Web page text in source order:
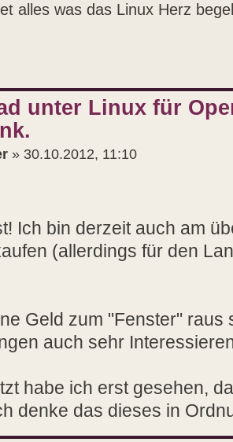
alles was das Linux Herz
unter Linux für
» 30.10.2012, 11:10
Ich bin derzeit auch am
(allerdings für den
Geld zum "Fenster"
auch sehr
habe ich erst gesehen,
denke das dieses in